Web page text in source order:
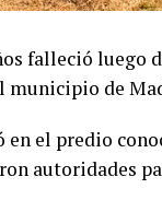
falleció luego
municipio de
el predio
autoridades